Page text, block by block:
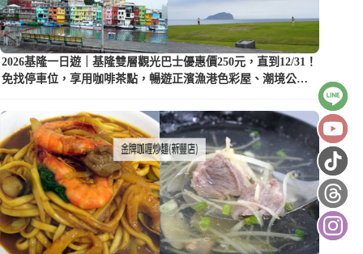
2026基隆一日遊｜基隆雙層觀光巴士優惠價250元，直到12/31！
免找停車位，享用咖啡茶點，暢遊正濱漁港色彩屋、潮境公園